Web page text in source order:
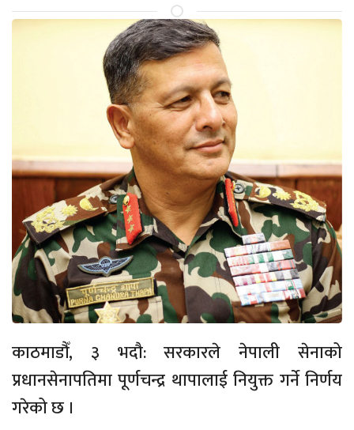
काठमाडौँ, ३ भदौ: सरकारले नेपाली सेनाको
प्रधानसेनापतिमा पूर्णचन्द्र थापालाई नियुक्त गर्ने निर्णय
गरेको छ ।